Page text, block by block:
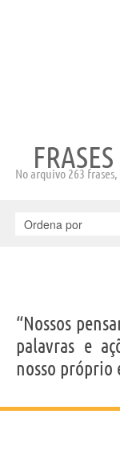
No arquivo 263
“Nossos
palavras e
nosso próprio